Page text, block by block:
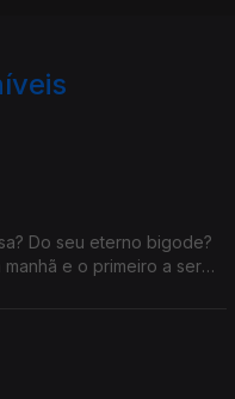
Do seu eterno bigode?
e o primeiro a ser